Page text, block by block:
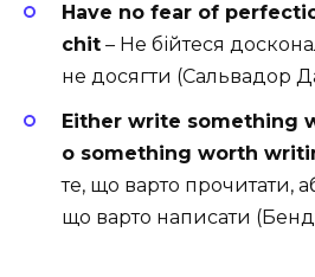
Have no fear of
chit – Не бійтеся
не досягти (Сальвадор
Either write something
o something worth
те, що варто прочитати,
що варто написати